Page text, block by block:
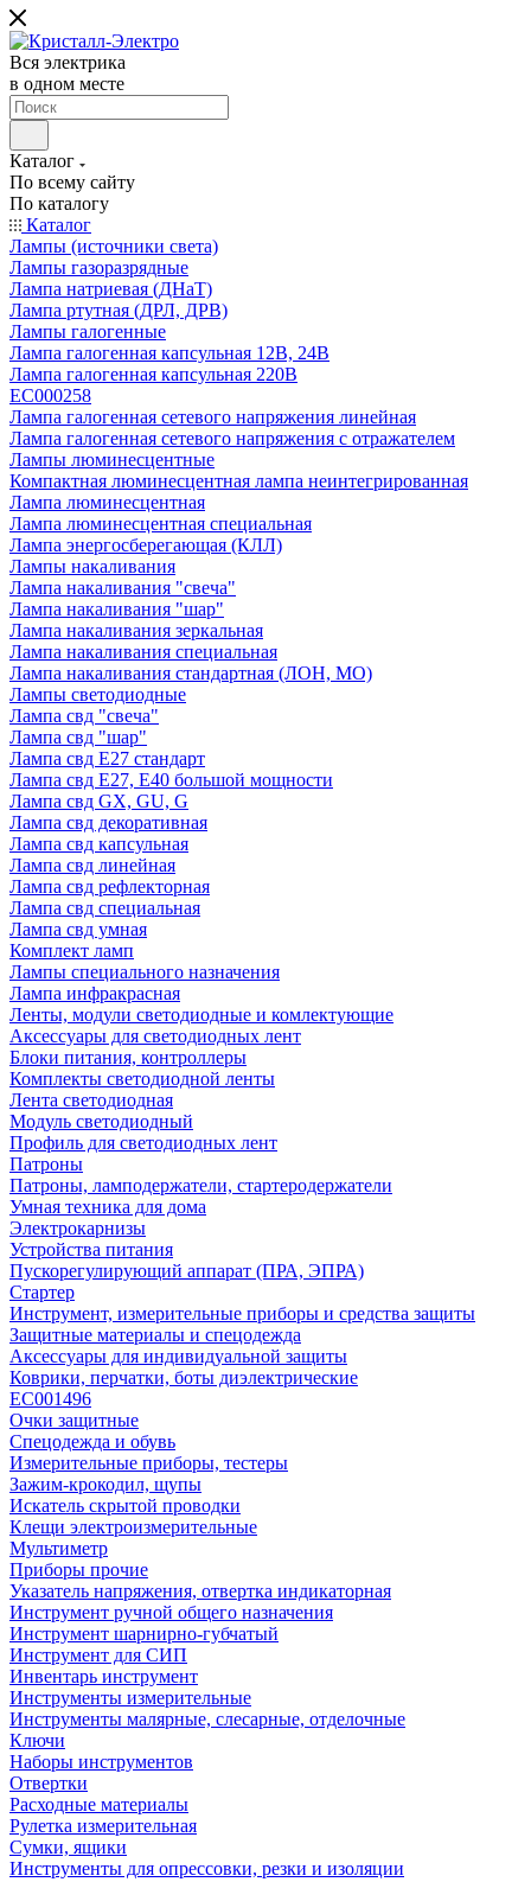
Вся электрика
в одном месте
Каталог
По всему сайту
По каталогу
Каталог
Лампы (источники света)
Лампы газоразрядные
Лампа натриевая (ДНаТ)
Лампа ртутная (ДРЛ, ДРВ)
Лампы галогенные
Лампа галогенная капсульная 12В, 24В
Лампа галогенная капсульная 220В
EC000258
Лампа галогенная сетевого напряжения линейная
Лампа галогенная сетевого напряжения с отражателем
Лампы люминесцентные
Компактная люминесцентная лампа неинтегрированная
Лампа люминесцентная
Лампа люминесцентная специальная
Лампа энергосберегающая (КЛЛ)
Лампы накаливания
Лампа накаливания "свеча"
Лампа накаливания "шар"
Лампа накаливания зеркальная
Лампа накаливания специальная
Лампа накаливания стандартная (ЛОН, МО)
Лампы светодиодные
Лампа свд "свеча"
Лампа свд "шар"
Лампа свд E27 стандарт
Лампа свд E27, Е40 большой мощности
Лампа свд GX, GU, G
Лампа свд декоративная
Лампа свд капсульная
Лампа свд линейная
Лампа свд рефлекторная
Лампа свд специальная
Лампа свд умная
Комплект ламп
Лампы специального назначения
Лампа инфракрасная
Ленты, модули светодиодные и комлектующие
Аксессуары для светодиодных лент
Блоки питания, контроллеры
Комплекты светодиодной ленты
Лента светодиодная
Модуль светодиодный
Профиль для светодиодных лент
Патроны
Патроны, ламподержатели, стартеродержатели
Умная техника для дома
Электрокарнизы
Устройства питания
Пускорегулирующий аппарат (ПРА, ЭПРА)
Стартер
Инструмент, измерительные приборы и средства защиты
Защитные материалы и спецодежда
Аксессуары для индивидуальной защиты
Коврики, перчатки, боты диэлектрические
EC001496
Очки защитные
Спецодежда и обувь
Измерительные приборы, тестеры
Зажим-крокодил, щупы
Искатель скрытой проводки
Клещи электроизмерительные
Мультиметр
Приборы прочие
Указатель напряжения, отвертка индикаторная
Инструмент ручной общего назначения
Инструмент шарнирно-губчатый
Инструмент для СИП
Инвентарь инструмент
Инструменты измерительные
Инструменты малярные, слесарные, отделочные
Ключи
Наборы инструментов
Отвертки
Расходные материалы
Рулетка измерительная
Сумки, ящики
Инструменты для опрессовки, резки и изоляции